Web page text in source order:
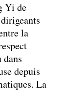
Yi de
la
depuis
La